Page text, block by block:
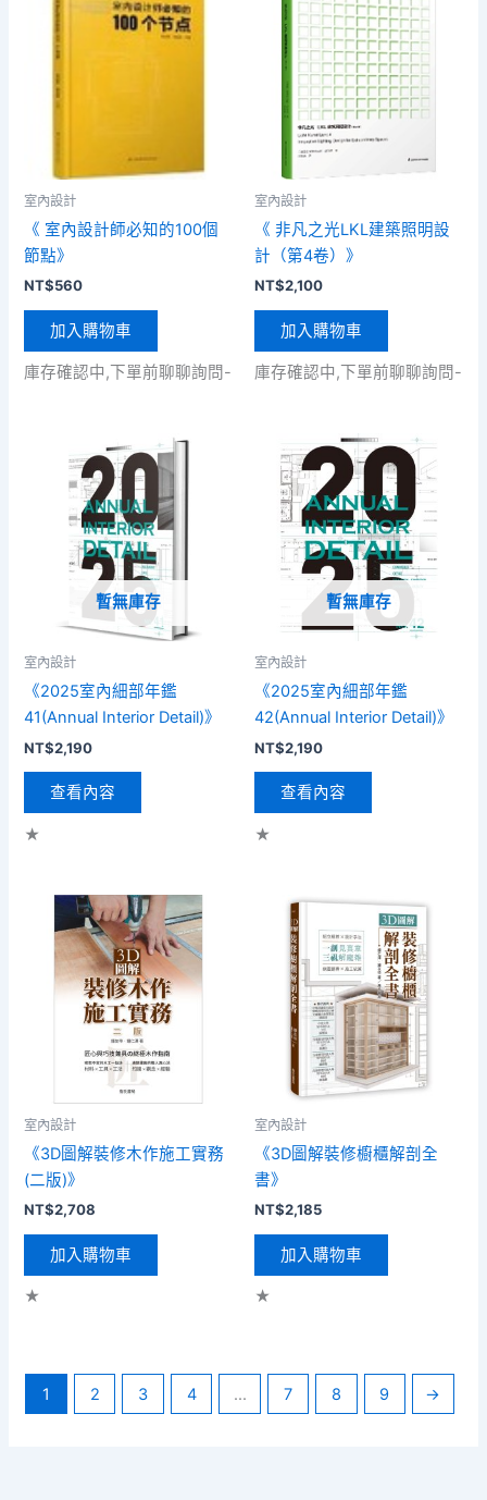
室內設計
《 室內設計師必知的100個
節點》
NT$560
加入購物車
庫存確認中,下單前聊聊詢問-
室內設計
《 非凡之光LKL建築照明設
計（第4卷）》
NT$2,100
加入購物車
庫存確認中,下單前聊聊詢問-
暫無庫存
室內設計
《2025室內細部年鑑
41(Annual Interior Detail)》
NT$2,190
查看內容
★
暫無庫存
室內設計
《2025室內細部年鑑
42(Annual Interior Detail)》
NT$2,190
查看內容
★
室內設計
《3D圖解裝修木作施工實務
(二版)》
NT$2,708
加入購物車
★
室內設計
《3D圖解裝修櫥櫃解剖全
書》
NT$2,185
加入購物車
★
1 2 3 4 ... 7 8 9 →